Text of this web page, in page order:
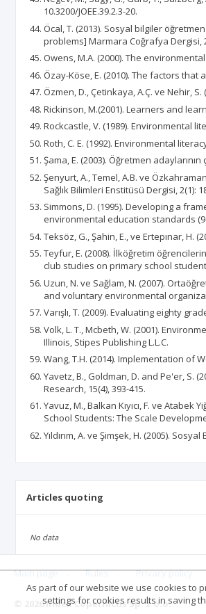
10.3200/JOEE.39.2.3-20.
Öcal, T. (2013). Sosyal bilgiler
problems] Marmara Coğrafya Dergisi,
Owens, M.A. (2000). The
Özay-Köse, E. (2010). The factors
Özmen, D., Çetinkaya, A.Ç. ve Nehir,
Rickinson, M.(2001). Learners and
Rockcastle, V. (1989). Environmental
Roth, C. E. (1992). Environmental
Şama, E. (2003). Öğretmen
Şenyurt, A., Temel, A.B. ve
Sağlık Bilimleri Enstitüsü Dergisi, 2(1):
Simmons, D. (1995). Developing a
environmental education standards
Teksöz, G., Şahin, E., ve Ertepınar, H.
Teyfur, E. (2008). İlköğretim
club studies on primary school
Uzun, N. ve Sağlam, N. (2007).
and voluntary environmental
Varışlı, T. (2009). Evaluating eighty
Volk, L. T., Mcbeth, W. (2001).
Illinois, Stipes Publishing L.L.C.
Wang, T.H. (2014). Implementation of
Yavetz, B., Goldman, D. and Pe'er,
Research, 15(4), 393-415.
Yavuz, M., Balkan Kıyıcı, F. ve
School Students: The Scale
Yıldırım, A. ve Şimşek, H. (2005).
Articles quoting
No data
Main page . Rules . Privacy policy .
© 2026 Index Copernicus Sp. z o.o.
As part of our website we use cookies to
settings for cookies results in saving